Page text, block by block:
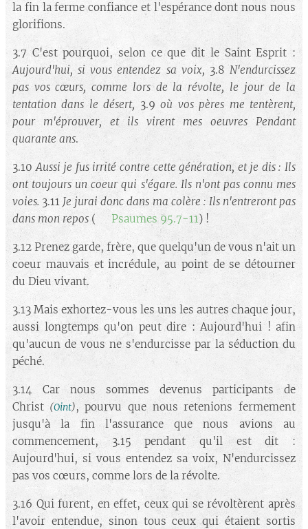
la fin la ferme confiance et l'espérance dont nous nous
glorifions.
3.7 C'est pourquoi, selon ce que dit le Saint Esprit :
Aujourd'hui, si vous entendez sa voix, 3.8 N'endurcissez
pas vos cœurs, comme lors de la révolte, le jour de la
tentation dans le désert, 3.9 où vos pères me tentèrent,
pour m'éprouver, et ils virent mes oeuvres Pendant
quarante ans.
3.10Aussi je fus irrité contre cette génération, et je dis : Ils
ont toujours un coeur qui s'égare. Ils n'ont pas connu mes
voies. 3.11 Je jurai donc dans ma colère : Ils n'entreront pas
dans mon repos (➡️ Psaumes 95.7-11) !
3.12 Prenez garde, frère, que quelqu'un de vous n'ait un
coeur mauvais et incrédule, au point de se détourner
du Dieu vivant.
3.13 Mais exhortez-vous les uns les autres chaque jour,
aussi longtemps qu'on peut dire : Aujourd'hui ! afin
qu'aucun de vous ne s'endurcisse par la séduction du
péché.
3.14 Car nous sommes devenus participants de
Christ (Oint), pourvu que nous retenions fermement
jusqu'à la fin l'assurance que nous avions au
commencement, 3.15 pendant qu'il est dit :
Aujourd'hui, si vous entendez sa voix, N'endurcissez
pas vos cœurs, comme lors de la révolte.
3.16 Qui furent, en effet, ceux qui se révoltèrent après
l'avoir entendue, sinon tous ceux qui étaient sortis